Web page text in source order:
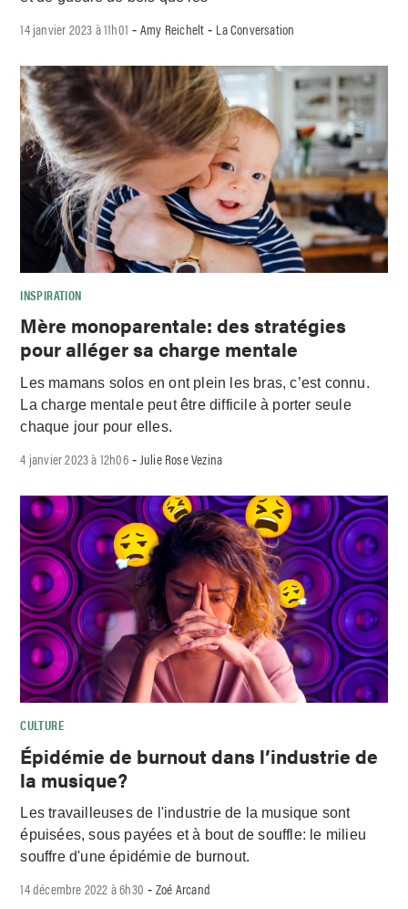
14 janvier 2023 à 11h01 -Amy Reichelt - La Conversation
INSPIRATION
Mère monoparentale: des stratégies
pour alléger sa charge mentale
Les mamans solos en ont plein les bras, c’est connu.
La charge mentale peut être difficile à porter seule
chaque jour pour elles.
4 janvier 2023 à 12h06- Julie Rose Vezina
CULTURE
Épidémie de burnout dans l’industrie de
la musique?
Les travailleuses de l'industrie de la musique sont
épuisées, sous payées et à bout de souffle: le milieu
souffre d'une épidémie de burnout.
14 décembre 2022 à 6h30 -Zoé Arcand